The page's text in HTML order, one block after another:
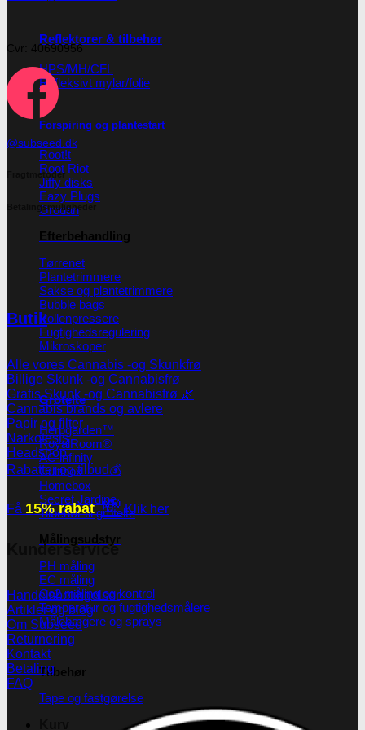
Reflektorer & tilbehør
HPS/MH/CFL
Refleksivt mylar/folie
Forspiring og plantestart
Root!t
Root Riot
Jiffy disks
Eazy Plugs
Grodan
Efterbehandling
Tørrenet
Plantetrimmere
Sakse og plantetrimmere
Bubble bags
Pollenpressere
Fugtighedsregulering
Mikroskoper
Grotelte
Herbgarden™
RoyalRoom®
AC infinity
Cultibox
Homebox
Secret Jardine
Tilbehør til grotelte
Målingsudstyr
PH måling
EC måling
Co2 måling og kontrol
Temperatur og fugtighedsmålere
Målebægere og sprays
Tilbehør
Tape og fastgørelse
Cvr: 40690956
@subseed.dk
Fragtmetoder
Betalingsmuligheder
Butik
Alle vores Cannabis -og Skunkfrø
Billige Skunk -og Cannabisfrø
Gratis Skunk -og Cannabisfrø 🌿
Cannabis brands og avlere
Papir og filter
Narkotests
Headshop
Rabatter og tilbud💰
Få 15% rabat 💸Klik her
Kunderservice
Handelsbetingelser
Artikler og blog
Om Subseed
Returnering
Kontakt
Betaling
FAQ